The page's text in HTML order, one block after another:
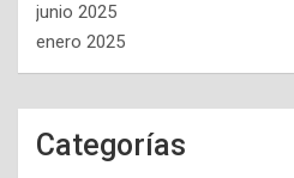
junio 2025
enero 2025
Categorías